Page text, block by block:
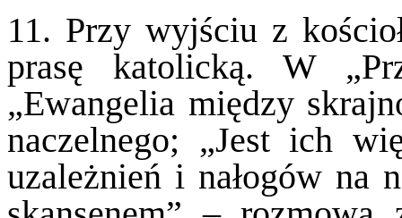
11. Przy wyjściu z
prasę katolicką. W
„Ewangelia między
naczelnego; „Jest ich
uzależnień i nałogów na